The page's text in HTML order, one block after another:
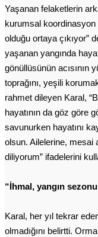
Yaşanan felaketlerin
kurumsal koordinasyon
olduğu ortaya çıkıyor”
yaşanan yangında
gönüllüsünün acısının
toprağını, yeşili
rahmet dileyen Karal,
hayatının da göz göre
savunurken hayatını
olsun. Ailelerine, mesai
diliyorum” ifadelerini
“İhmal, yangın
Karal, her yıl tekrar
olmadığını belirtti.